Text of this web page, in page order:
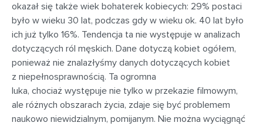
okazał się także wiek bohaterek kobiecych: 29% postaci
było w wieku 30 lat, podczas gdy w wieku ok. 40 lat było
ich już tylko 16%. Tendencja ta nie występuje w analizach
dotyczących ról męskich. Dane dotyczą kobiet ogółem,
ponieważ nie znalazłyśmy danych dotyczących kobiet
z niepełnosprawnością. Ta ogromna
luka, chociaż występuje nie tylko w przekazie filmowym,
ale różnych obszarach życia, zdaje się być problemem
naukowo niewidzialnym, pomijanym. Nie można wyciągnąć